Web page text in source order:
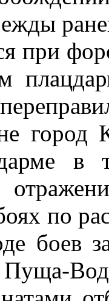
при
город
в
по
боев
Пуща-